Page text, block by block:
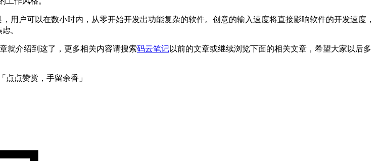
用户可以在数小时内，从零开始开发出功能复杂的软件。创意的输入速度将直接影响软件的开发速度，
。
章就介绍到这了，更多相关内容请搜索码云笔记以前的文章或继续浏览下面的相关文章，希望大家以后多
「点点赞赏，手留余香」